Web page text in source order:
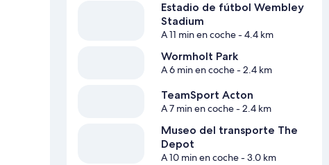
Estadio de fútbol Wembley
Stadium
A 11 min en coche- 4.4 km
Wormholt Park
A 6 min en coche- 2.4 km
TeamSport Acton
A 7 min en coche- 2.4 km
Museo del transporte The
Depot
A 10 min en coche- 3.0 km